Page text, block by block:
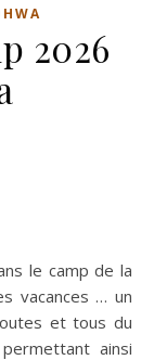
2026
le camp de la
vacances … un
et tous du
ainsi